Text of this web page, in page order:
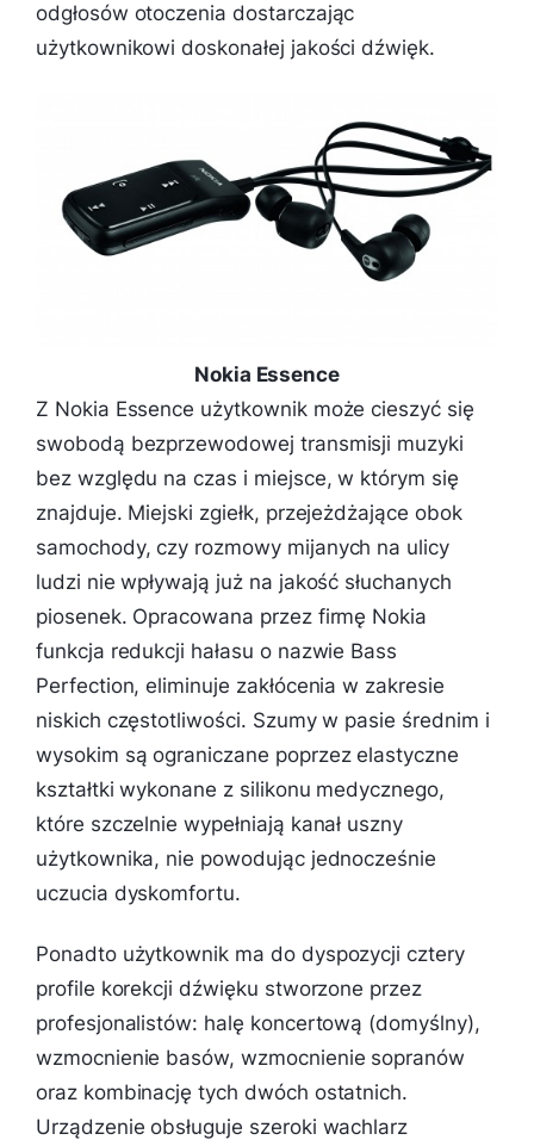
odgłosów otoczenia dostarczając
użytkownikowi doskonałej jakości dźwięk.
Nokia Essence
Z Nokia Essence użytkownik może cieszyć się
swobodą bezprzewodowej transmisji muzyki
bez względu na czas i miejsce, w którym się
znajduje. Miejski zgiełk, przejeżdżające obok
samochody, czy rozmowy mijanych na ulicy
ludzi nie wpływają już na jakość słuchanych
piosenek. Opracowana przez firmę Nokia
funkcja redukcji hałasu o nazwie Bass
Perfection, eliminuje zakłócenia w zakresie
niskich częstotliwości. Szumy w pasie średnim i
wysokim są ograniczane poprzez elastyczne
kształtki wykonane z silikonu medycznego,
które szczelnie wypełniają kanał uszny
użytkownika, nie powodując jednocześnie
uczucia dyskomfortu.
Ponadto użytkownik ma do dyspozycji cztery
profile korekcji dźwięku stworzone przez
profesjonalistów: halę koncertową (domyślny),
wzmocnienie basów, wzmocnienie sopranów
oraz kombinację tych dwóch ostatnich.
Urządzenie obsługuje szeroki wachlarz